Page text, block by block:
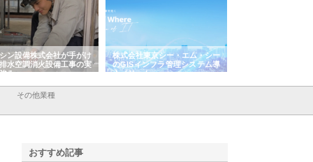
ン設備株式会社が手がけ
水空調消火設備工事の実
み
株式会社東京シー・エム・シー
のGISインフラ管理システム導
入メリット
その他業種
おすすめ記事